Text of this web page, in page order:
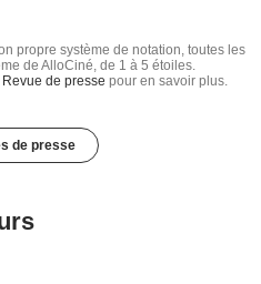
propre système de notation, toutes les
de AlloCiné, de 1 à 5 étoiles.
Revue de presse pour en savoir plus.
de presse